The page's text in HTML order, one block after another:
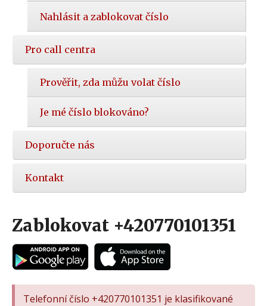
Nahlásit a zablokovat číslo
Pro call centra
Prověřit, zda můžu volat číslo
Je mé číslo blokováno?
Doporučte nás
Kontakt
Zablokovat +420770101351
Telefonní číslo +420770101351 je klasifikované